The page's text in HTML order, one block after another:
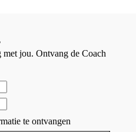
jou. Ontvang de Coach
te ontvangen